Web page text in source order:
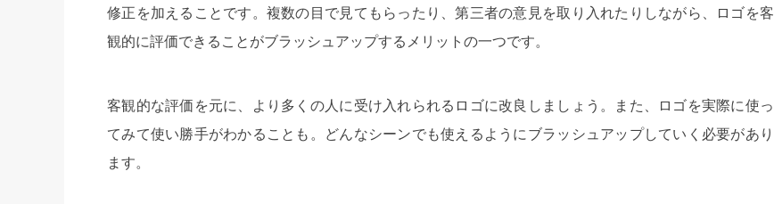
修正を加えることです。複数の目で見てもらったり、第三者の意見を取り入れたりしながら、ロゴを客
観的に評価できることがブラッシュアップするメリットの一つです。
客観的な評価を元に、より多くの人に受け入れられるロゴに改良しましょう。また、ロゴを実際に使っ
てみて使い勝手がわかることも。どんなシーンでも使えるようにブラッシュアップしていく必要があり
ます。